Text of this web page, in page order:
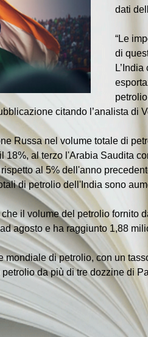
dati
“Le
di
citando l’analista di
Russa nel volume totale di
18%, al terzo l'Arabia Saudita
al 5% dell'anno
di petrolio dell'India sono
il volume del petrolio
agosto e ha raggiunto 1,88
mondiale di petrolio, con un
da più di tre dozzine di